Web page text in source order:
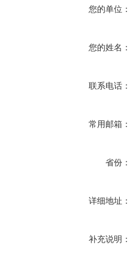
您的单位：
您的姓名：
联系电话：
常用邮箱：
省份：
详细地址：
补充说明：